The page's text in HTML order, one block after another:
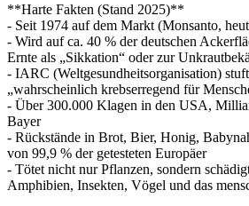
**Harte Fakten (Stand 2025)**
- Seit 1974 auf dem Markt (Monsanto,
- Wird auf ca. 40 % der deutschen
Ernte als „Sikkation“ oder zur
- IARC (Weltgesundheitsorganisation)
„wahrscheinlich krebserregend für
- Über 300.000 Klagen in den USA,
Bayer
- Rückstände in Brot, Bier, Honig,
von 99,9 % der getesteten Europäer
- Tötet nicht nur Pflanzen, sondern
Amphibien, Insekten, Vögel und das